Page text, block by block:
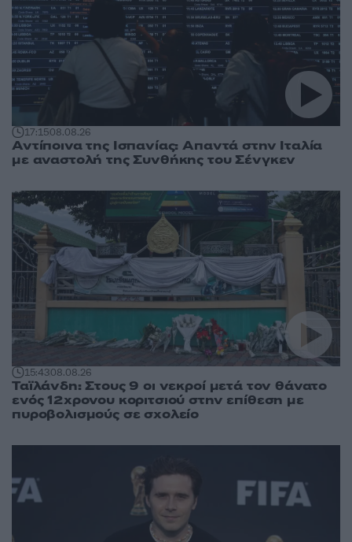
17:1508.08.26
Αντίποινα της Ισπανίας: Απαντά στην Ιταλία
με αναστολή της Συνθήκης του Σένγκεν
15:4308.08.26
Ταϊλάνδη: Στους 9 οι νεκροί μετά τον θάνατο
ενός 12χρονου κοριτσιού στην επίθεση με
πυροβολισμούς σε σχολείο